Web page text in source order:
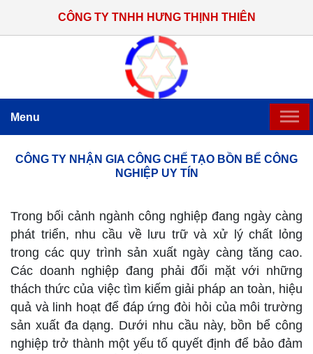
CÔNG TY TNHH HƯNG THỊNH THIÊN
Menu
TRANG CHỦ
SẢN PHẨM CHẾ TẠO
HỆ THỐNG THI CÔNG LẮP ĐẶT
TIN TỨC
TUYỂN DỤNG
CÔNG TY NHẬN GIA CÔNG CHẾ TẠO BỒN BỂ CÔNG
NGHIỆP UY TÍN
Trong bối cảnh ngành công nghiệp đang ngày càng
phát triển, nhu cầu về lưu trữ và xử lý chất lỏng
trong các quy trình sản xuất ngày càng tăng cao.
Các doanh nghiệp đang phải đối mặt với những
thách thức của việc tìm kiếm giải pháp an toàn, hiệu
quả và linh hoạt để đáp ứng đòi hỏi của môi trường
sản xuất đa dạng. Dưới nhu cầu này, bồn bể công
nghiệp trở thành một yếu tố quyết định để bảo đảm